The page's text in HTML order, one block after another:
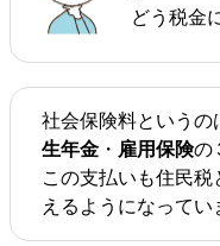
どう税金
社会保険料というの
生年金 ・ 雇用保険の
この支払いも住民
えるようになってい